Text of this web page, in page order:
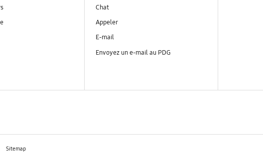
Chat
Appeler
E-mail
Envoyez un e-mail au PDG
Sitemap